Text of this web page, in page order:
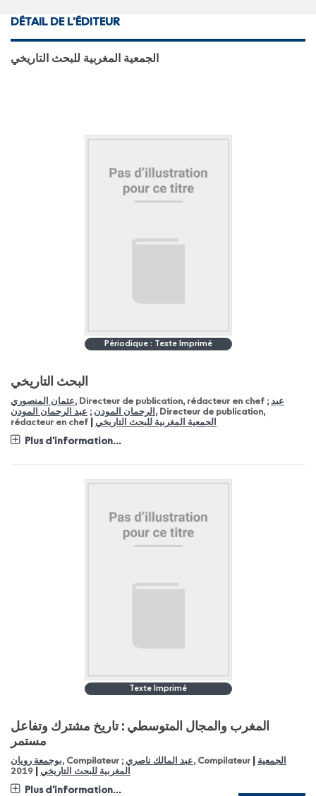
DÉTAIL DE L'ÉDITEUR
الجمعية المغربية للبحث التاريخي
Périodique : Texte Imprimé
البحث التاريخي
عثمان المنصوري, Directeur de publication, rédacteur en chef ; عبد
الرحمان المودن ; عبد الرحمان المودن
, Directeur de publication,
rédacteur en chef
الجمعية المغربية للبحث التاريخي
Plus d'information...
Texte Imprimé
المغرب والمجال المتوسطي : تاريخ مشترك وتفاعل
مستمر
بوجمعة رويان, Compilateur ; عبد المالك ناصري, Compilateur
الجمعية
المغربية للبحث التاريخي
2019
Plus d'information...